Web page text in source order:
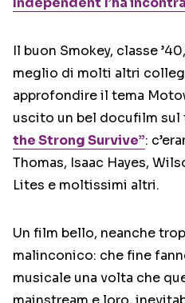
Il buon Smokey, classe
meglio di molti altri
approfondire il tema
uscito un bel docufilm sul
the Strong Survive”:
Thomas, Isaac Hayes,
Lites e moltissimi altri.
Un film bello, neanche
malinconico: che fine
musicale una volta che